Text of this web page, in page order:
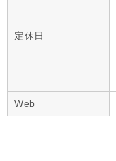
定休日
Web